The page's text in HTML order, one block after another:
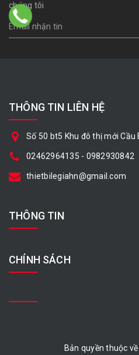
chúng tôi
THÔNG TIN LIÊN HỆ
Số 50 bt5 Khu đô thị mới Cầu
02462964135 - 0982930842
thietbilegiahn@gmail.com
THÔNG TIN
CHÍNH SÁCH
Bản quyền thuộc về